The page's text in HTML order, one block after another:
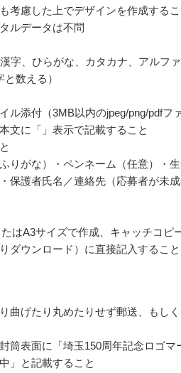
考慮した上でデザインを作成するこ
ルデータは不問
字、ひらがな、カタカナ、アルフ
数える）
ル添付（3MB以内のjpeg/png/pdfフ
文に「」表示で記載すること
りがな）・ペンネーム（任意）・生
保護者氏名／連絡先（応募者が未
はA3サイズで作成、キャッチコピ
ダウンロード）に直接記入すること
曲げたり丸めたりせず郵送、もし
筒表面に「埼玉150周年記念ロゴマ
」と記載すること